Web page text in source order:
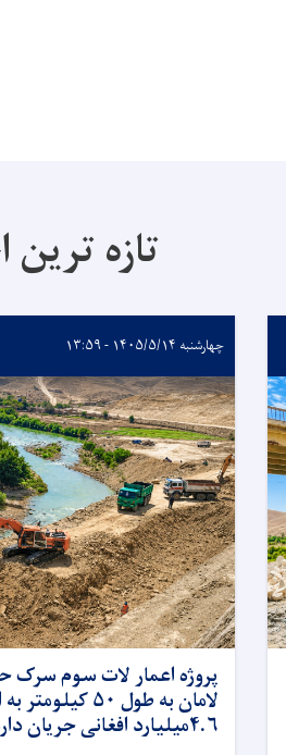
تازه ترین
چهارشنبه ۱۴۰۵/۵/۱۴ - ۱۳:۵۹
پروژه اعمار لات سوم سرک
لامان به طول ۵۰
۴.۶میلیارد افغانی جریان دارد